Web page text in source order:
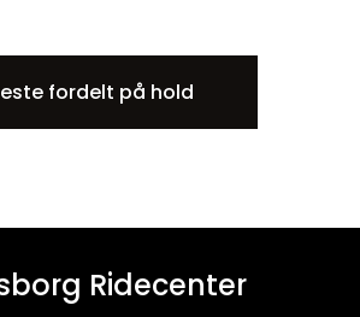
fordelt på hold
Ridecenter